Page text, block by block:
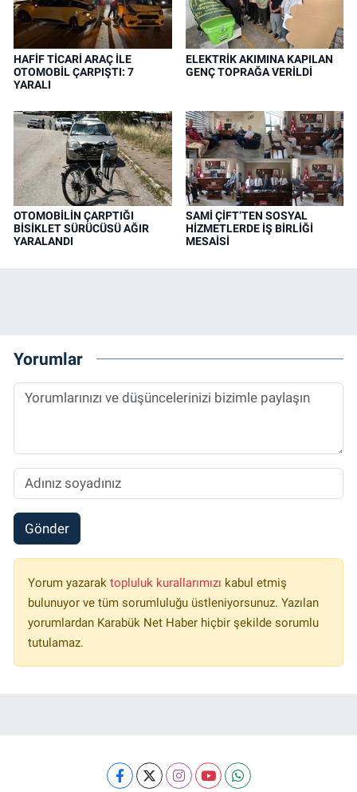
HAFİF TİCARİ ARAÇ İLE
OTOMOBİL ÇARPIŞTI: 7
YARALI
ELEKTRİK AKIMINA KAPILAN
GENÇ TOPRAĞA VERİLDİ
OTOMOBİLİN ÇARPTIĞI
BİSİKLET SÜRÜCÜSÜ AĞIR
YARALANDI
SAMİ ÇİFT’TEN SOSYAL
HİZMETLERDE İŞ BİRLİĞİ
MESAİSİ
Yorumlar
Gönder
Yorum yazarak topluluk kurallarımızı kabul etmiş
bulunuyor ve tüm sorumluluğu üstleniyorsunuz. Yazılan
yorumlardan Karabük Net Haber hiçbir şekilde sorumlu
tutulamaz.